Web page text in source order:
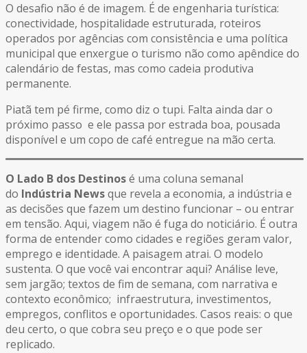
O desafio não é de imagem. É de engenharia turística:
conectividade, hospitalidade estruturada, roteiros
operados por agências com consistência e uma política
municipal que enxergue o turismo não como apêndice do
calendário de festas, mas como cadeia produtiva
permanente.
Piatã tem pé firme, como diz o tupi. Falta ainda dar o
próximo passo e ele passa por estrada boa, pousada
disponível e um copo de café entregue na mão certa.
O Lado B dos Destinosé uma coluna semanal
do Indústria Newsque revela a economia, a indústria e
as decisões que fazem um destino funcionar – ou entrar
em tensão. Aqui, viagem não é fuga do noticiário. É outra
forma de entender como cidades e regiões geram valor,
emprego e identidade. A paisagem atrai. O modelo
sustenta. O que você vai encontrar aqui? Análise leve,
sem jargão; textos de fim de semana, com narrativa e
contexto econômico; infraestrutura, investimentos,
empregos, conflitos e oportunidades. Casos reais: o que
deu certo, o que cobra seu preço e o que pode ser
replicado.